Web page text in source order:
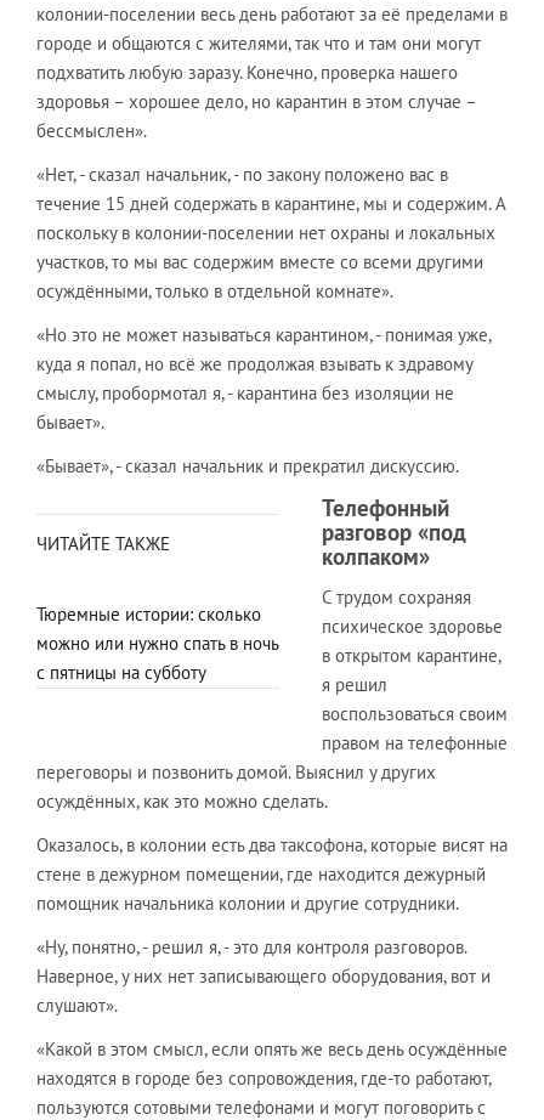
колонии-поселении весь день работают за её пределами в
городе и общаются с жителями, так что и там они могут
подхватить любую заразу. Конечно, проверка нашего
здоровья – хорошее дело, но карантин в этом случае –
бессмыслен».
«Нет, - сказал начальник, - по закону положено вас в
течение 15 дней содержать в карантине, мы и содержим. А
поскольку в колонии-поселении нет охраны и локальных
участков, то мы вас содержим вместе со всеми другими
осуждёнными, только в отдельной комнате».
«Но это не может называться карантином, - понимая уже,
куда я попал, но всё же продолжая взывать к здравому
смыслу, пробормотал я, - карантина без изоляции не
бывает».
«Бывает», - сказал начальник и прекратил дискуссию.
ЧИТАЙТЕ ТАКЖЕ
Тюремные истории: сколько
можно или нужно спать в ночь
с пятницы на субботу
Телефонный
разговор «под
колпаком»
С трудом сохраняя
психическое здоровье
в открытом карантине,
я решил
воспользоваться своим
правом на телефонные
переговоры и позвонить домой. Выяснил у других
осуждённых, как это можно сделать.
Оказалось, в колонии есть два таксофона, которые висят на
стене в дежурном помещении, где находится дежурный
помощник начальника колонии и другие сотрудники.
«Ну, понятно, - решил я, - это для контроля разговоров.
Наверное, у них нет записывающего оборудования, вот и
слушают».
«Какой в этом смысл, если опять же весь день осуждённые
находятся в городе без сопровождения, где-то работают,
пользуются сотовыми телефонами и могут поговорить с